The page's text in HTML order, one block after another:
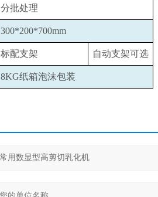
分批处理
300*200*700mm
标配支架 自动支架可选
8KG纸箱泡沫包装